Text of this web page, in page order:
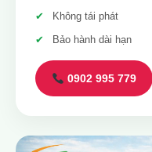
Không tái phát
Bảo hành dài hạn
0902 995 779